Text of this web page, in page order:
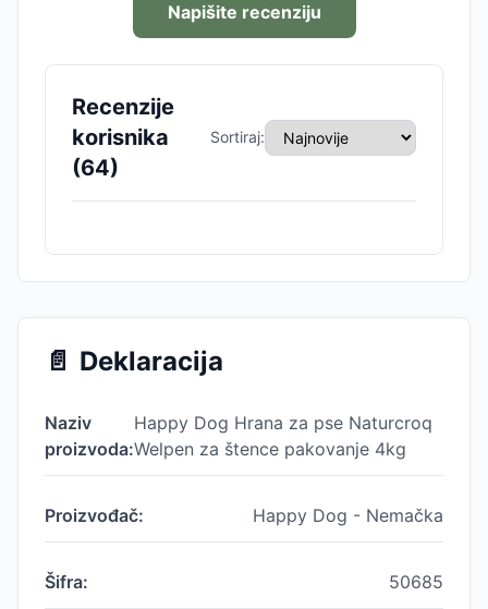
Napišite recenziju
Recenzije
korisnika
(64)
Sortiraj:
📄 Deklaracija
Naziv
proizvoda:
Happy Dog Hrana za pse Naturcroq
Welpen za štence pakovanje 4kg
Proizvođač: Happy Dog - Nemačka
Šifra: 50685